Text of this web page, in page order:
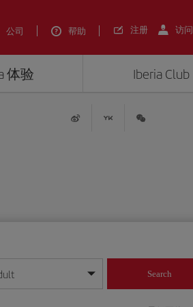
公司 帮助 注册 访问
体验 Iberia Club
Search